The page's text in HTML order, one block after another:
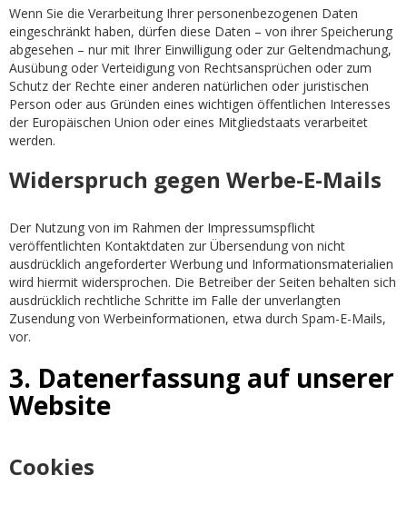
Wenn Sie die Verarbeitung Ihrer personenbezogenen Daten
eingeschränkt haben, dürfen diese Daten – von ihrer Speicherung
abgesehen – nur mit Ihrer Einwilligung oder zur Geltendmachung,
Ausübung oder Verteidigung von Rechtsansprüchen oder zum
Schutz der Rechte einer anderen natürlichen oder juristischen
Person oder aus Gründen eines wichtigen öffentlichen Interesses
der Europäischen Union oder eines Mitgliedstaats verarbeitet
werden.
Widerspruch gegen Werbe-E-Mails
Der Nutzung von im Rahmen der Impressumspflicht
veröffentlichten Kontaktdaten zur Übersendung von nicht
ausdrücklich angeforderter Werbung und Informationsmaterialien
wird hiermit widersprochen. Die Betreiber der Seiten behalten sich
ausdrücklich rechtliche Schritte im Falle der unverlangten
Zusendung von Werbeinformationen, etwa durch Spam-E-Mails,
vor.
3. Datenerfassung auf unserer
Website
Cookies